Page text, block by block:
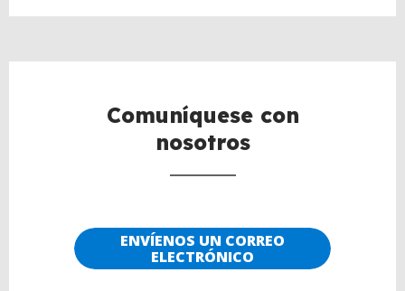
Comuníquese con
nosotros
ENVÍENOS UN CORREO
ELECTRÓNICO